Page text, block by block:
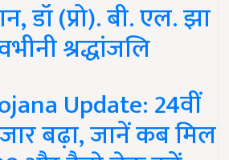
डॉ (प्रो). बी. एल. झा
श्रद्धांजलि
Update: 24वीं
बढ़ा, जानें कब मिल